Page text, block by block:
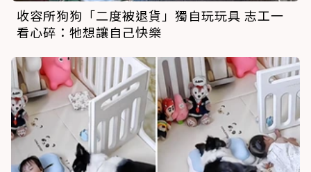
收容所狗狗「二度被退貨」獨自玩玩具 志工一
看心碎：牠想讓自己快樂